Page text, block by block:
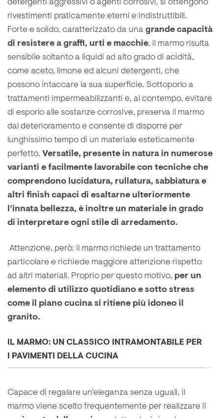
detergenti aggressivi o agenti corrosivi, si ottengono
rivestimenti praticamente eterni e indistruttibili.
Forte e solido, caratterizzato da una grande capacità
di resistere a graffi, urti e macchie, il marmo risulta
sensibile soltanto a liquidi ad alto grado di acidità,
come aceto, limone ed alcuni detergenti, che
possono intaccare la sua superficie. Sottoporlo a
trattamenti impermeabilizzanti e, al contempo, evitare
di esporlo alle sostanze corrosive, preserva il marmo
dal deterioramento e consente di disporre per
lunghissimo tempo di un materiale esteticamente
perfetto. Versatile, presente in natura in numerose
varianti e facilmente lavorabile con tecniche che
comprendono lucidatura, rullatura, sabbiatura e
altri finish capaci di esaltarne ulteriormente
l’innata bellezza, è inoltre un materiale in grado
di interpretare ogni stile di arredamento.
Attenzione, però: il marmo richiede un trattamento
particolare e richiede maggiore attenzione rispetto
ad altri materiali. Proprio per questo motivo, per un
elemento di utilizzo quotidiano e sotto stress
come il piano cucina si ritiene più idoneo il
granito.
IL MARMO: UN CLASSICO INTRAMONTABILE PER
I PAVIMENTI DELLA CUCINA
Capace di regalare un’eleganza senza uguali, il
marmo viene scelto frequentemente per realizzare il